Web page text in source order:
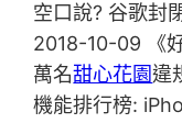
空口說? 谷歌封
2018-10-09 《
萬名甜心花園違
機能排行榜: